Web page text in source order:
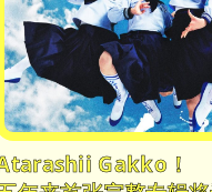
Gakko！